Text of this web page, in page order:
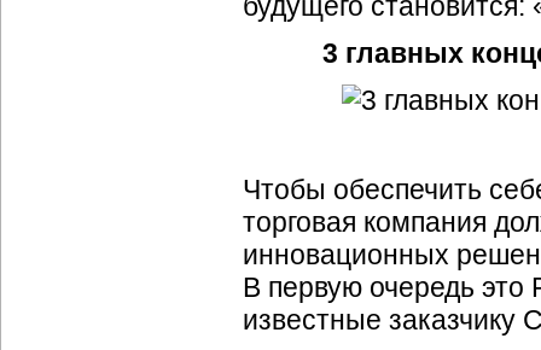
3 главных
Чтобы обеспечить
торговая компания
инновационных
В первую очередь
известные заказчику